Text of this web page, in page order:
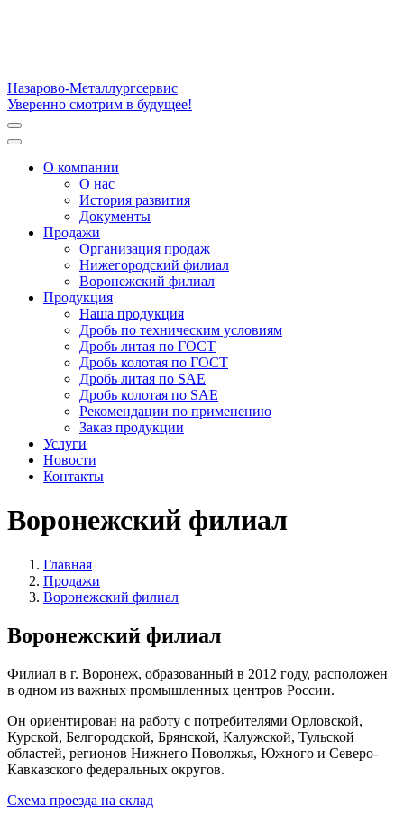
Назарово-Металлургсервис
Уверенно смотрим в будущее!
О компании
О нас
История развития
Документы
Продажи
Организация продаж
Нижегородский филиал
Воронежский филиал
Продукция
Наша продукция
Дробь по техническим условиям
Дробь литая по ГОСТ
Дробь колотая по ГОСТ
Дробь литая по SAE
Дробь колотая по SAE
Рекомендации по применению
Заказ продукции
Услуги
Новости
Контакты
Воронежский филиал
Главная
Продажи
Воронежский филиал
Воронежский филиал
Филиал в г. Воронеж, образованный в 2012 году, расположен
в одном из важных промышленных центров России.
Он ориентирован на работу с потребителями Орловской,
Курской, Белгородской, Брянской, Калужской, Тульской
областей, регионов Нижнего Поволжья, Южного и Северо-
Кавказского федеральных округов.
Схема проезда на склад